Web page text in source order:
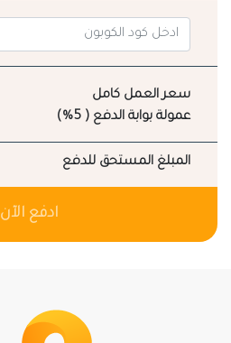
سعر العمل كامل
عمولة بوابة الدفع ( 5%)
المبلغ المستحق للدفع
ادفع الآن